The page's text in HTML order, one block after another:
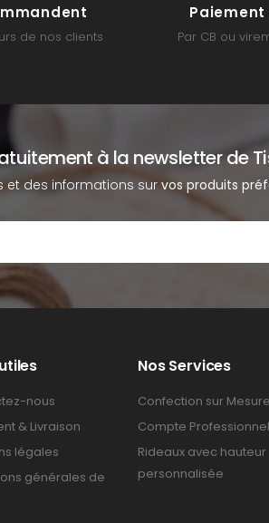
de nos clients Par CB ou
à la newsletter de
et des informations survos produits
nous
& Livraison
légales
générales de
Nos Services
Confection sur Mesure
Compte Professionnel
Rideaux avec hauteur
personnalisée